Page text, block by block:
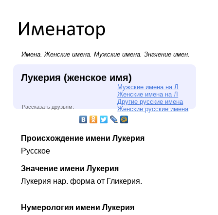
Имена.Женские имена. Мужские имена. Значение имен.
Лукерия (женское имя)
Мужские имена на Л
Женские имена на Л
Другие русские имена
Женские русские имена
Рассказать друзьям:
Происхождение имени Лукерия
Русское
Значение имени Лукерия
Лукерия нар. форма от Гликерия.
Нумерология имени Лукерия